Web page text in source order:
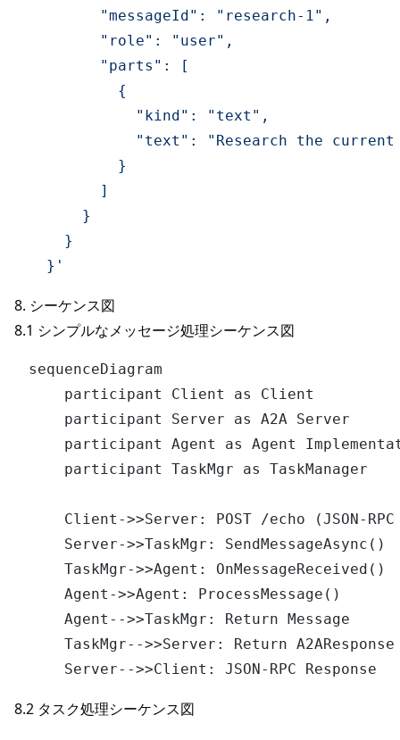
        "messageId": "research-1",
        "role": "user",
        "parts": [
          {
            "kind": "text",
"text": "Research the
          }
        ]
      }
    }
  }'
8. シーケンス図
8.1 シンプルなメッセージ処理シーケンス図
sequenceDiagram
    participant Client as Client
    participant Server as A2A Server
participant Agent as Agent
    participant TaskMgr as TaskManager
Client->>Server: POST /echo (JSON-
    Server->>TaskMgr: SendMessageAsync()
    TaskMgr->>Agent: OnMessageReceived()
    Agent->>Agent: ProcessMessage()
    Agent-->>TaskMgr: Return Message
    TaskMgr-->>Server: Return A2AResponse
8.2 タスク処理シーケンス図